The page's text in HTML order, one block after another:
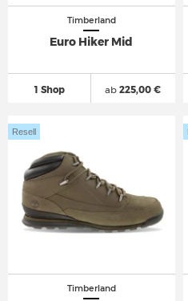
Timberland
Euro Hiker Mid
1 Shop ab 225,00 €
Timberland
Resell